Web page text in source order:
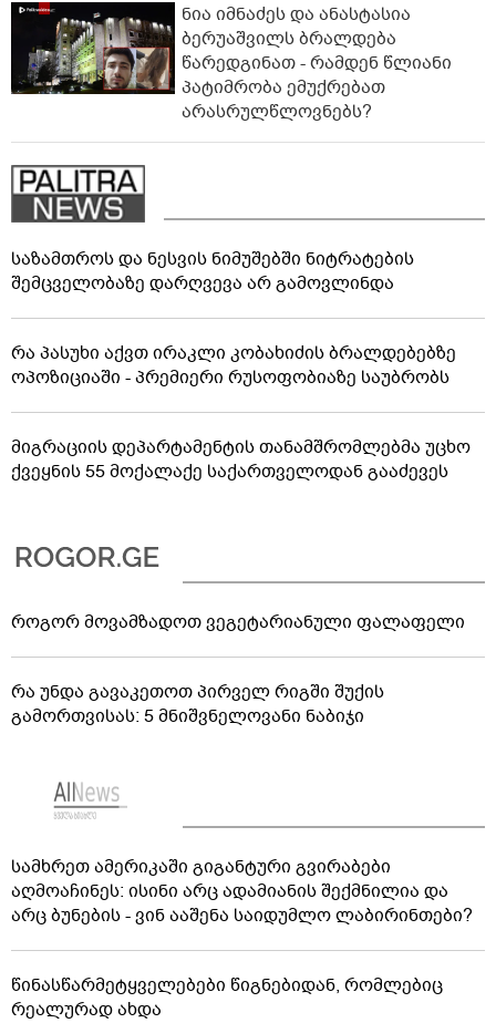
ნია იმნაძეს და ანასტასია
ბერუაშვილს ბრალდება
წარედგინათ - რამდენ წლიანი
პატიმრობა ემუქრებათ
არასრულწლოვნებს?
საზამთროს და ნესვის ნიმუშებში ნიტრატების
შემცველობაზე დარღვევა არ გამოვლინდა
რა პასუხი აქვთ ირაკლი კობახიძის ბრალდებებზე
ოპოზიციაში - პრემიერი რუსოფობიაზე საუბრობს
მიგრაციის დეპარტამენტის თანამშრომლებმა უცხო
ქვეყნის 55 მოქალაქე საქართველოდან გააძევეს
როგორ მოვამზადოთ ვეგეტარიანული ფალაფელი
რა უნდა გავაკეთოთ პირველ რიგში შუქის
გამორთვისას: 5 მნიშვნელოვანი ნაბიჯი
სამხრეთ ამერიკაში გიგანტური გვირაბები
აღმოაჩინეს: ისინი არც ადამიანის შექმნილია და
არც ბუნების - ვინ ააშენა საიდუმლო ლაბირინთები?
წინასწარმეტყველებები წიგნებიდან, რომლებიც
რეალურად ახდა